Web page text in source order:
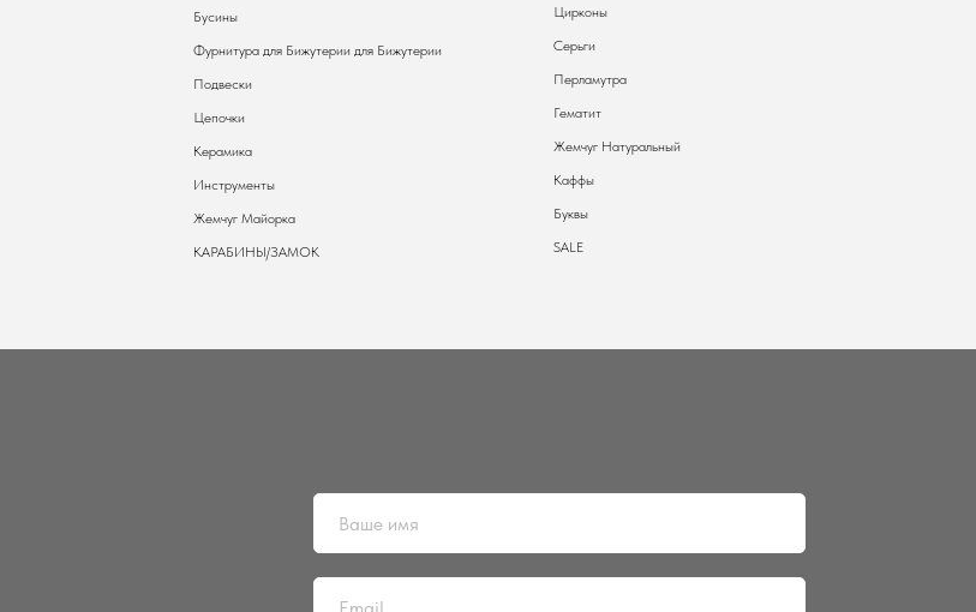
Бусины
Фурнитура для Бижутерии для Бижутерии
Подвески
Цепочки
Керамика
Инструменты
Жемчуг Майорка
КАРАБИНЫ/ЗАМОК
Цирконы
Серьги
Перламутра
Гематит
Жемчуг Натуральный
Каффы
Буквы
SALE